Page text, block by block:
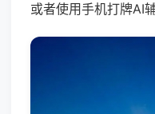
或者使用手机打牌AI